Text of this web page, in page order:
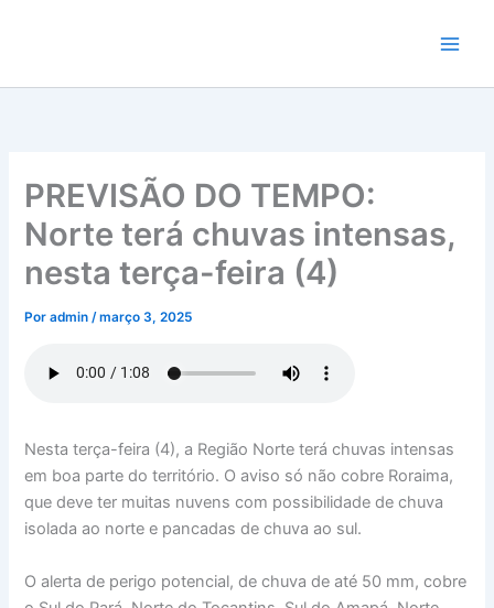
conteúdo
PREVISÃO DO TEMPO:
Norte terá chuvas intensas,
nesta terça-feira (4)
Poradmin/março 3, 2025
Nesta terça-feira (4), a Região Norte terá chuvas intensas
em boa parte do território. O aviso só não cobre Roraima,
que deve ter muitas nuvens com possibilidade de chuva
isolada ao norte e pancadas de chuva ao sul.
O alerta de perigo potencial, de chuva de até 50 mm, cobre